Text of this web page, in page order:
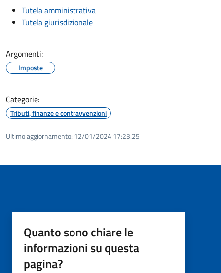
Tutela amministrativa
Tutela giurisdizionale
Argomenti:
Imposte
Categorie:
Tributi, finanze e contravvenzioni
Ultimo aggiornamento: 12/01/2024 17:23.25
Quanto sono chiare le
informazioni su questa
pagina?